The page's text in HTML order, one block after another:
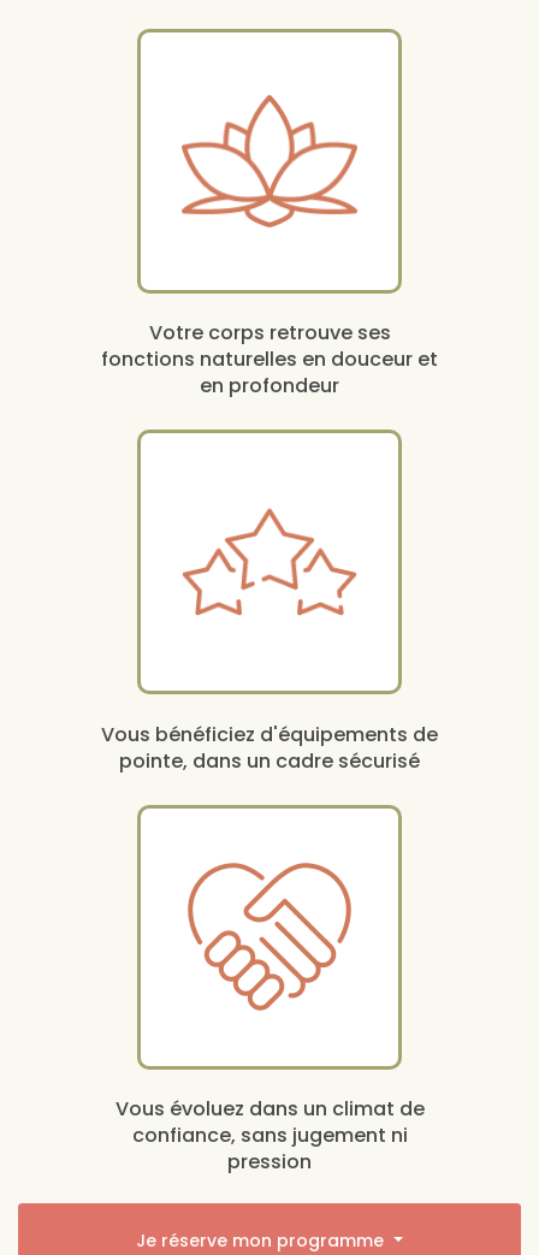
Votre corps retrouve ses
fonctions naturelles en douceur et
en profondeur
Vous bénéficiez d'équipements de
pointe, dans un cadre sécurisé
Vous évoluez dans un climat de
confiance, sans jugement ni
pression
Je réserve mon programme